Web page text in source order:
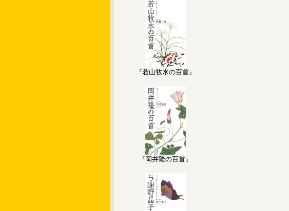
『若山牧水の百首』
『岡井隆の百首』